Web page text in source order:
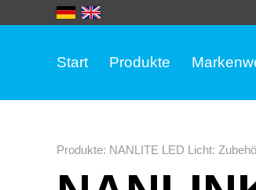
Start Produkte
Produkte: NANLITE LED Licht: